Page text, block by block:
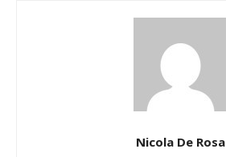
Nicola De Rosa